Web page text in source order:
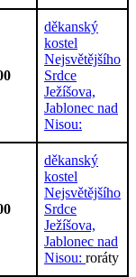
děkanský
kostel
Nejsvětějšího
Srdce
Ježíšova,
Jablonec nad
Nisou:
děkanský
kostel
Nejsvětějšího
Srdce
Ježíšova,
Jablonec nad
Nisou: roráty